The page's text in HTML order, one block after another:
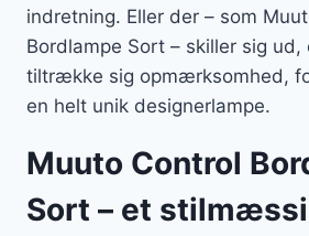
indretning. Eller der – som
Bordlampe Sort – skiller sig
tiltrække sig opmærksomhed,
en helt unik designerlampe.
Muuto Control
Sort – et